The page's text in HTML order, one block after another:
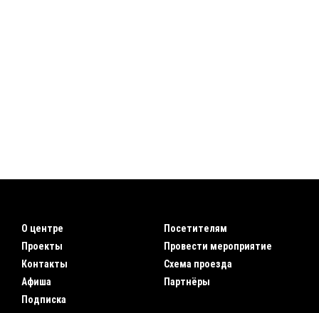
О центре
Проекты
Контакты
Афиша
Подписка
Посетителям
Провести мероприятие
Схема проезда
Партнёры